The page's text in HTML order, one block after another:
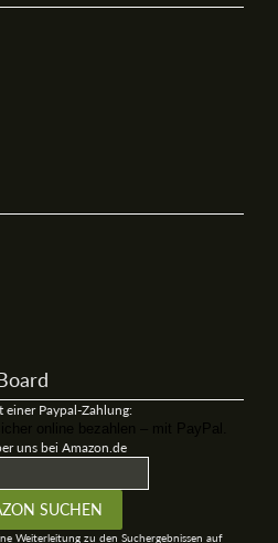
einer Paypal-Zahlung:
uns bei Amazon.de
Weiterleitung zu den Suchergebnissen auf